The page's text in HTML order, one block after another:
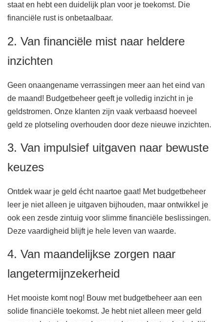
staat en hebt een duidelijk plan voor je toekomst. Die
financiële rust is onbetaalbaar.
2. Van financiële mist naar heldere
inzichten
Geen onaangename verrassingen meer aan het eind van
de maand! Budgetbeheer geeft je volledig inzicht in je
geldstromen. Onze klanten zijn vaak verbaasd hoeveel
geld ze plotseling overhouden door deze nieuwe inzichten.
3. Van impulsief uitgaven naar bewuste
keuzes
Ontdek waar je geld écht naartoe gaat! Met budgetbeheer
leer je niet alleen je uitgaven bijhouden, maar ontwikkel je
ook een zesde zintuig voor slimme financiële beslissingen.
Deze vaardigheid blijft je hele leven van waarde.
4. Van maandelijkse zorgen naar
langetermijnzekerheid
Het mooiste komt nog! Bouw met budgetbeheer aan een
solide financiële toekomst. Je hebt niet alleen meer geld